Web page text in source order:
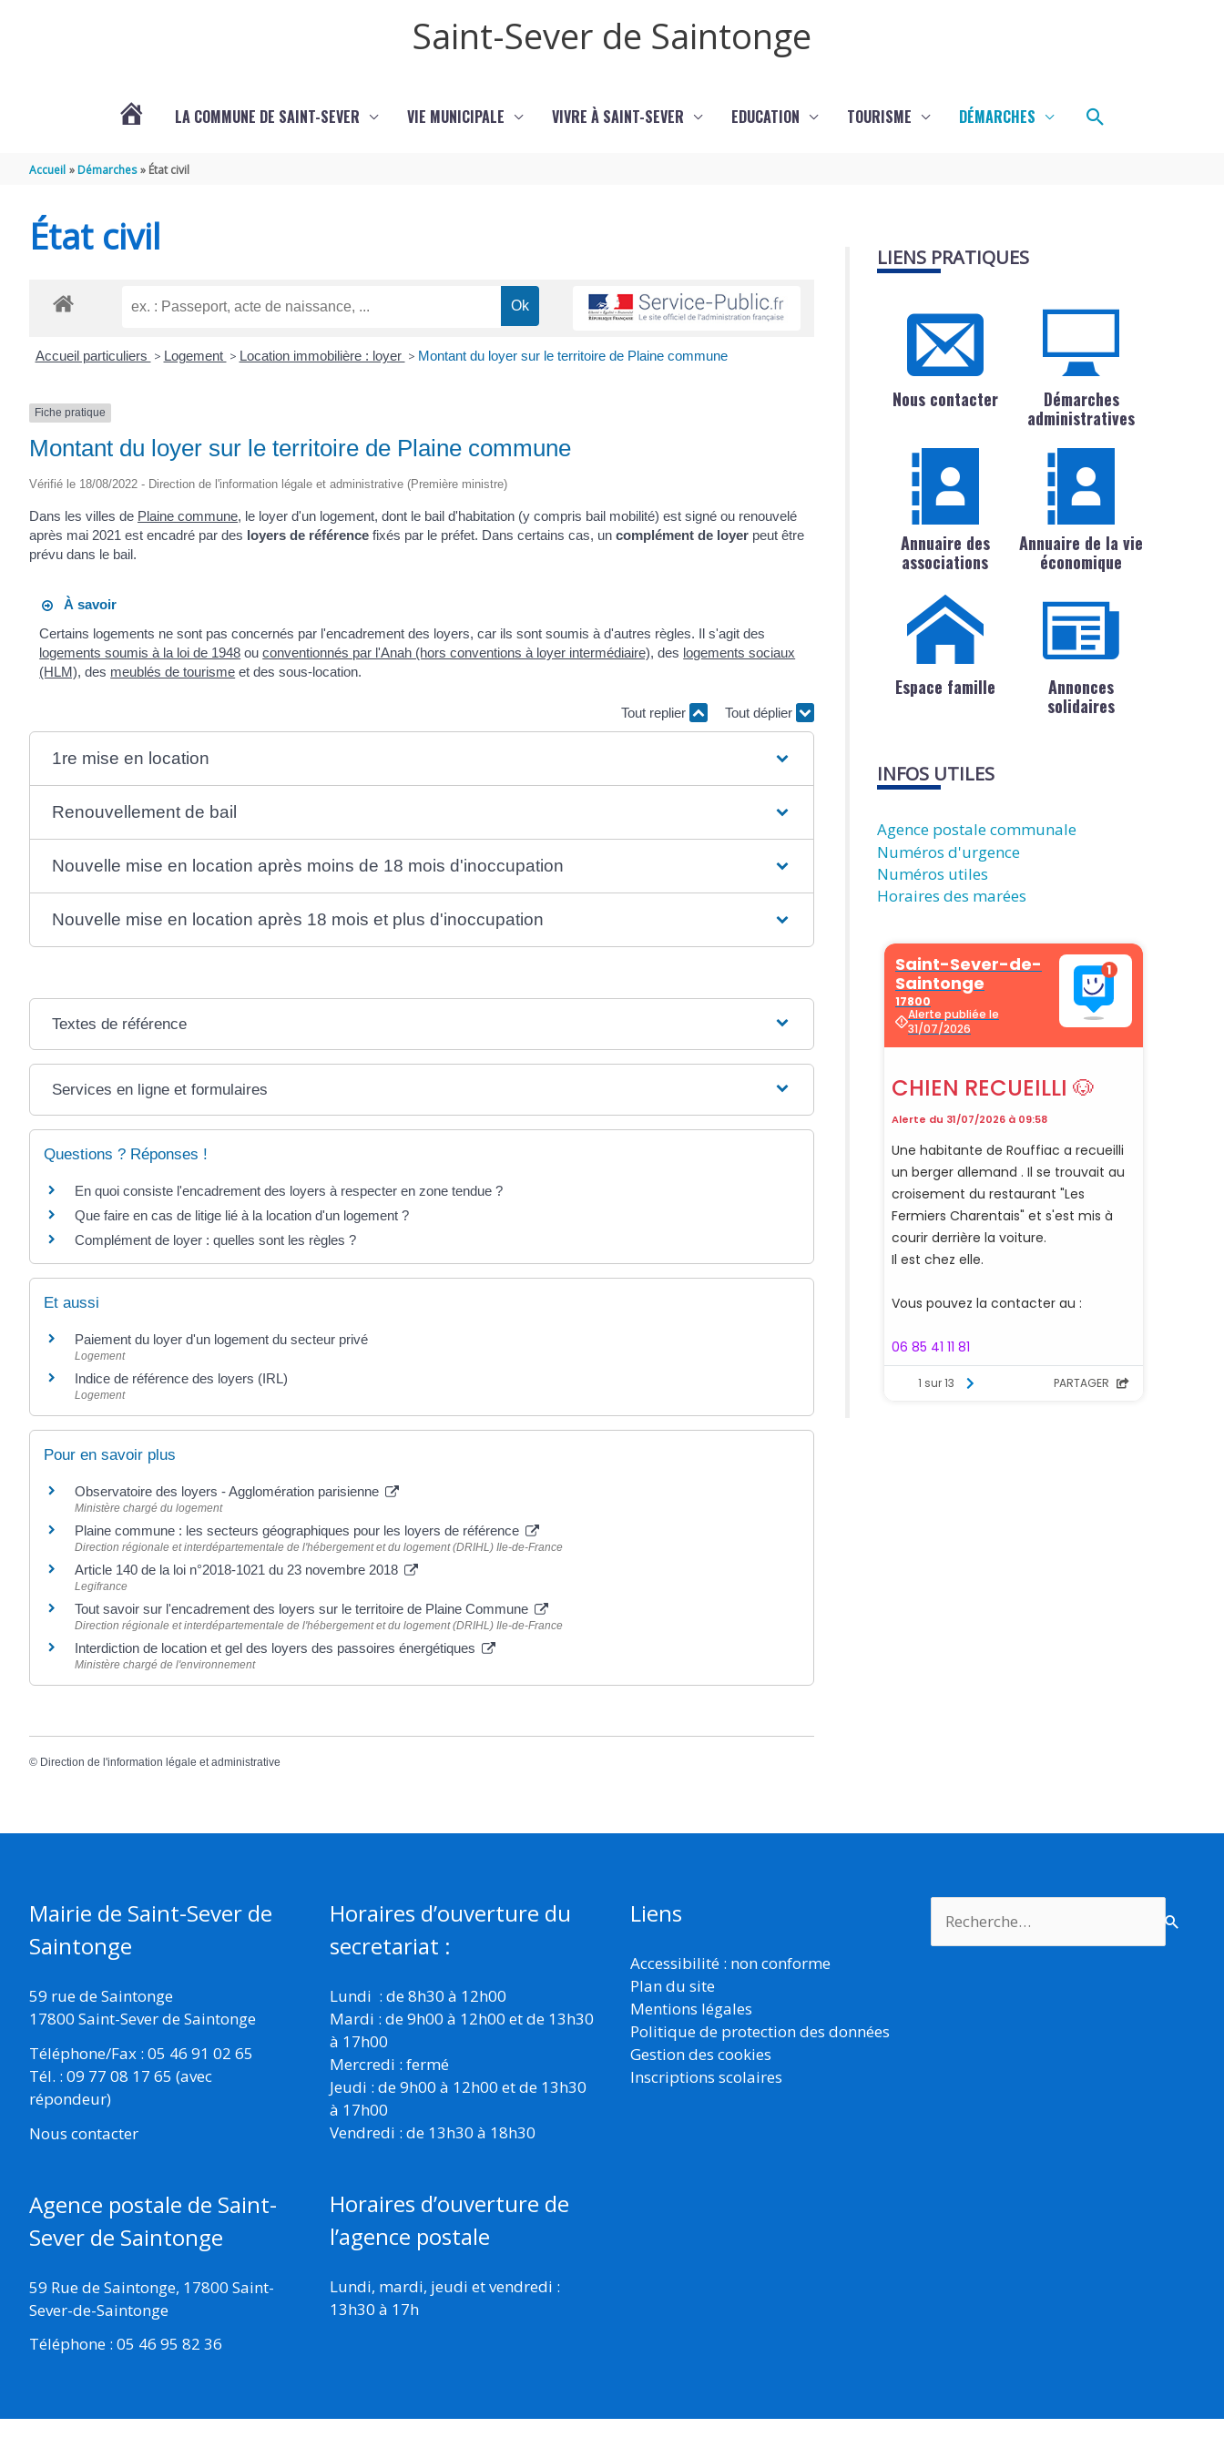
Saint-Sever de Saintonge
SAINTONGE
LA COMMUNE DE SAINT-SEVER VIE MUNICIPALE VIVRE À SAINT-SEVER EDUCATION TOURISME DÉMARCHES Rechercher
Accueil Démarches État civil
État civil
Accueil particuliers > Logement > Location immobilière : loyer > Montant du loyer sur le territoire de Plaine commune
Fiche pratique
Montant du loyer sur le territoire de Plaine commune
Vérifié le 18/08/2022 - Direction de l'information légale et administrative (Première ministre)
Dans les villes de Plaine commune, le loyer d'un logement, dont le bail d'habitation (y compris bail mobilité) est signé ou renouvelé
après mai 2021 est encadré par des loyers de référence fixés par le préfet. Dans certains cas, un complément de loyer peut être
prévu dans le bail.
À savoir
Certains logements ne sont pas concernés par l'encadrement des loyers, car ils sont soumis à d'autres règles. Il s'agit des
logements soumis à la loi de 1948 ouconventionnés par l'Anah (hors conventions à loyer intermédiaire), des logements sociaux
(HLM), des meublés de tourisme et des sous-location.
Tout replier Tout déplier
1re mise en location
Renouvellement de bail
Nouvelle mise en location après moins de 18 mois d'inoccupation
Nouvelle mise en location après 18 mois et plus d'inoccupation
Textes de référence
Services en ligne et formulaires
Questions ? Réponses !
En quoi consiste l'encadrement des loyers à respecter en zone tendue ?
Que faire en cas de litige lié à la location d'un logement ?
Complément de loyer : quelles sont les règles ?
Et aussi
Paiement du loyer d'un logement du secteur privé
Logement
Indice de référence des loyers (IRL)
Logement
Pour en savoir plus
Observatoire des loyers - Agglomération parisienne
Ministère chargé du logement
Plaine commune : les secteurs géographiques pour les loyers de référence
Direction régionale et interdépartementale de l'hébergement et du logement (DRIHL) Ile-de-France
Article 140 de la loi n°2018-1021 du 23 novembre 2018
Legifrance
Tout savoir sur l'encadrement des loyers sur le territoire de Plaine Commune
Direction régionale et interdépartementale de l'hébergement et du logement (DRIHL) Ile-de-France
Interdiction de location et gel des loyers des passoires énergétiques
Ministère chargé de l'environnement
© Direction de l'information légale et administrative
LIENS PRATIQUES
Nous contacter
Démarches
administratives
Annuaire des
associations
Annuaire de la vie
économique
Espace famille
Annonces
solidaires
INFOS UTILES
Agence postale communale
Numéros d'urgence
Numéros utiles
Horaires des marées
Mairie de Saint-Sever de
Saintonge
59 rue de Saintonge
17800 Saint-Sever de Saintonge
Téléphone/Fax : 05 46 91 02 65
Tél. : 09 77 08 17 65 (avec
répondeur)
Nous contacter
Agence postale de Saint-
Sever de Saintonge
59 Rue de Saintonge, 17800 Saint-
Sever-de-Saintonge
Téléphone : 05 46 95 82 36
Horaires d’ouverture du
secretariat :
Lundi : de 8h30 à 12h00
Mardi : de 9h00 à 12h00 et de 13h30
à 17h00
Mercredi : fermé
Jeudi : de 9h00 à 12h00 et de 13h30
à 17h00
Vendredi : de 13h30 à 18h30
Horaires d’ouverture de
l’agence postale
Lundi, mardi, jeudi et vendredi :
13h30 à 17h
Liens
Accessibilité : non conforme
Plan du site
Mentions légales
Politique de protection des données
Gestion des cookies
Inscriptions scolaires